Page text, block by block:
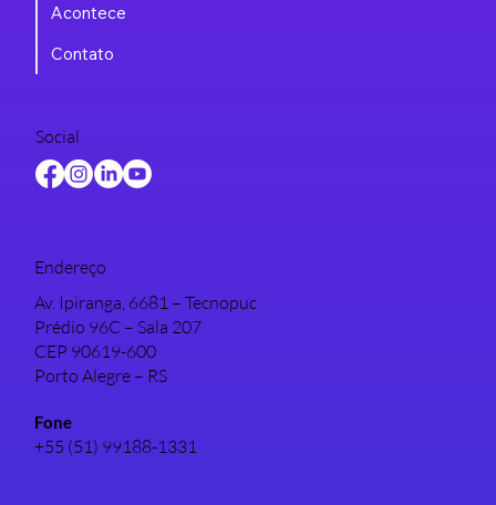
Acontece
Contato
Social
Endereço
Av. Ipiranga, 6681 – Tecnopuc
Prédio 96C – Sala 207
CEP 90619-600
Porto Alegre – RS
Fone
+55 (51) 99188-1331